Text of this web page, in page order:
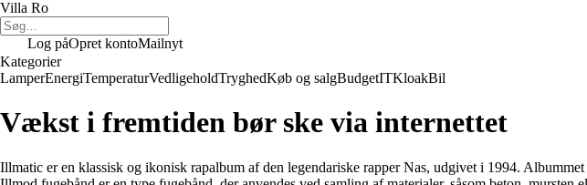
Villa Ro
Log påOpret kontoMailnyt
Kategorier
LamperEnergiTemperaturVedligeholdTryghedKøb og salgBudgetITKloakBil
Vækst i fremtiden bør ske via internettet
Illmatic er en klassisk og ikonisk rapalbum af den legendariske rapper Nas, udgivet i 1994.